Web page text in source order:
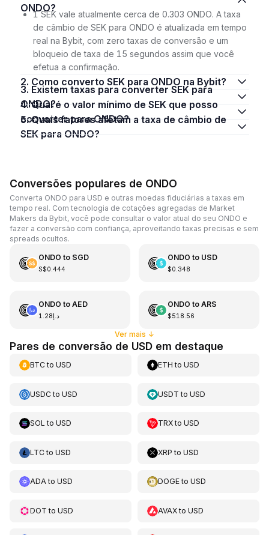
ONDO?
1 SEK vale atualmente cerca de 0.303 ONDO. A taxa
de câmbio de SEK para ONDO é atualizada em tempo
real na Bybit, com zero taxas de conversão e um
bloqueio de taxa de 15 segundos assim que você
efetua a confirmação.
2. Como converto SEK para ONDO na Bybit?
3. Existem taxas para converter SEK para
ONDO?
4. Qual é o valor mínimo de SEK que posso
converter para ONDO?
5. Quais fatores afetam a taxa de câmbio de
SEK para ONDO?
Conversões populares de ONDO
Converta ONDO para USD e outras moedas fiduciárias a taxas em
tempo real. Com tecnologia de cotações agregadas de Market
Makers da Bybit, você pode consultar o valor atual do seu ONDO e
fazer a conversão com confiança, aproveitando taxas precisas e sem
spreads ocultos.
ONDO to SGD
S$0.444
ONDO to USD
$0.348
ONDO to AED
د.إ1.28
ONDO to ARS
$518.56
Ver mais ↓
Pares de conversão de USD em destaque
BTCto USD ETH toUSD
USDCto USD USDT toUSD
SOL to USD TRXtoUSD
LTCto USD XRP toUSD
ADAto USD DOGEtoUSD
DOT to USD AVAXtoUSD